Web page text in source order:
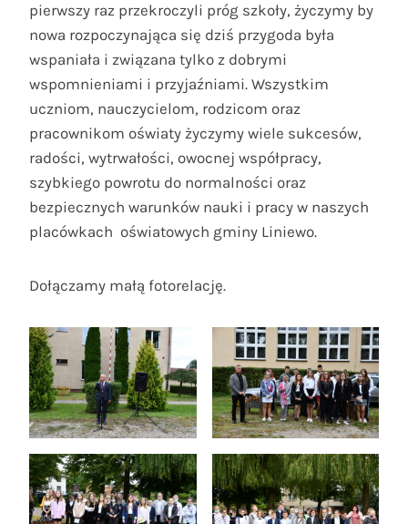
pierwszy raz przekroczyli próg szkoły, życzymy by
nowa rozpoczynająca się dziś przygoda była
wspaniała i związana tylko z dobrymi
wspomnieniami i przyjaźniami. Wszystkim
uczniom, nauczycielom, rodzicom oraz
pracownikom oświaty życzymy wiele sukcesów,
radości, wytrwałości, owocnej współpracy,
szybkiego powrotu do normalności oraz
bezpiecznych warunków nauki i pracy w naszych
placówkach oświatowych gminy Liniewo.
Dołączamy małą fotorelację.